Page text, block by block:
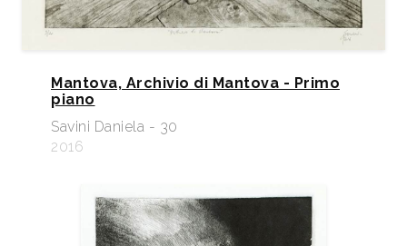
Mantova, Archivio di Mantova - Primo
piano
Savini Daniela - 30
2016